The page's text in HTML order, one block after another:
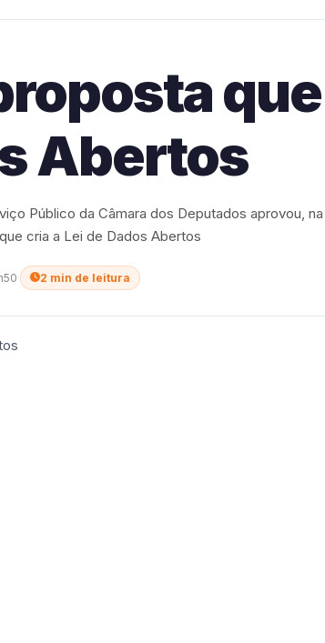
Abertos
Público da Câmara dos Deputados aprovou, na
cria a Lei de Dados Abertos
· 2 min de leitura